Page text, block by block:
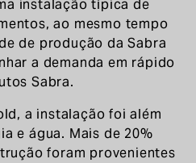
instalação típica de
ao mesmo tempo
de produção da Sabra
a demanda em rápido
Sabra.
a instalação foi além
e água. Mais de 20%
foram provenientes